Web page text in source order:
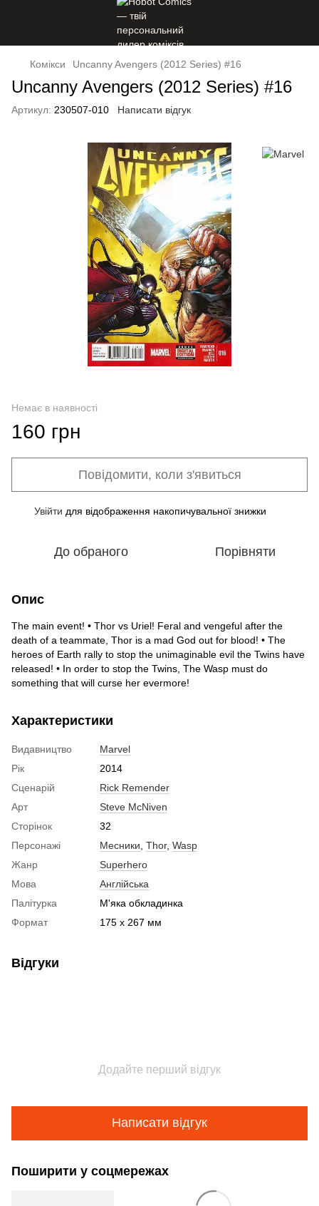
Комікси Uncanny Avengers (2012 Series) #16
Uncanny Avengers (2012 Series) #16
Артикул: 230507-010 Написати відгук
Немає в наявності
160 грн
Повідомити, коли з'явиться
Увійти для відображення накопичувальної знижки
До обраного Порівняти
Опис
The main event! • Thor vs Uriel! Feral and vengeful after the
death of a teammate, Thor is a mad God out for blood! • The
heroes of Earth rally to stop the unimaginable evil the Twins have
released! • In order to stop the Twins, The Wasp must do
something that will curse her evermore!
Характеристики
Видавництво
Marvel
Рік
2014
Сценарій
Rick Remender
Арт
Steve McNiven
Сторінок
32
Персонажі
Месники Thor, Wasp
Жанр
Superhero
Мова
Англійська
Палітурка
М'яка обкладинка
Формат
175 x 267 мм
Відгуки
Додайте перший відгук
Написати відгук
Поширити у соцмережах